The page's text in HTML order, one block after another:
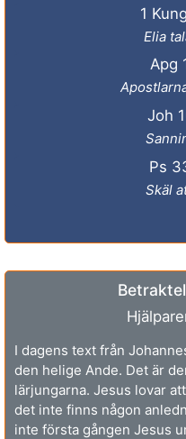
1
Elia
Apg
Joh
Ps
Skäl
I dagens text från
den helige Ande. Det är
lärjungarna. Jesus lovar
det inte finns någon
inte första gången Jesus